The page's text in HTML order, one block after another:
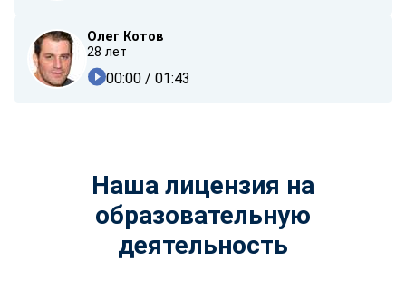
Олег Котов
28 лет
00:00 / 01:43
Наша лицензия на
образовательную
деятельность